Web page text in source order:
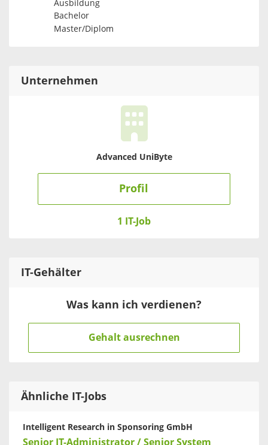
Ausbildung
Bachelor
Master/Diplom
Unternehmen
Advanced UniByte
Profil
1 IT-Job
IT-Gehälter
Was kann ich verdienen?
Gehalt ausrechnen
Ähnliche IT-Jobs
Intelligent Research in Sponsoring GmbH
Senior IT-Administrator / Senior System